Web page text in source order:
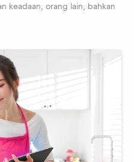
keadaan, orang lain, bahkan